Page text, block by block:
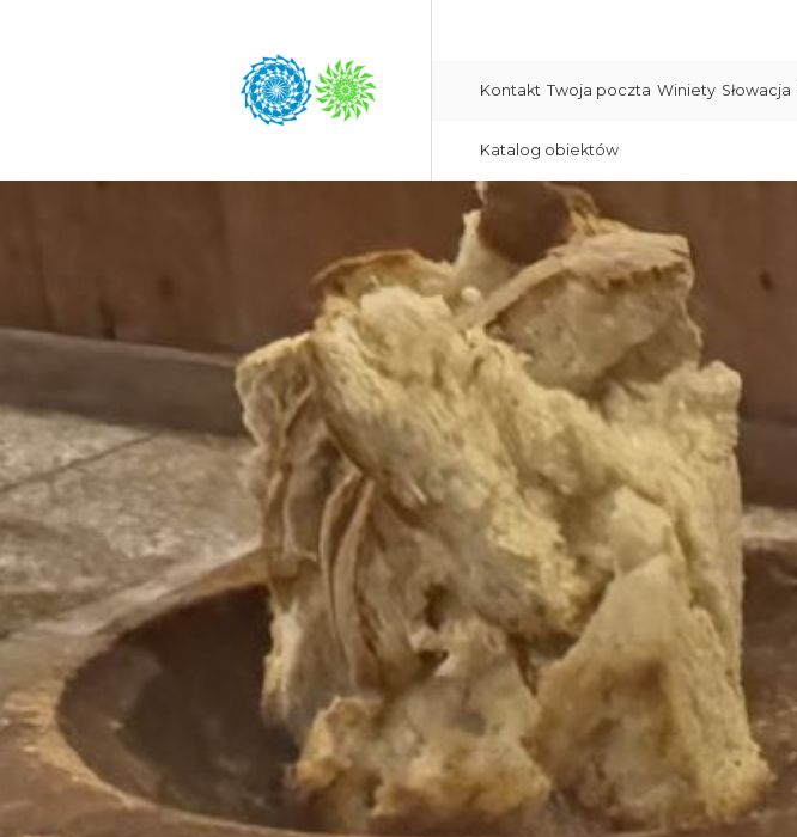
Kontakt Twoja poczta Winiety Słowacja
Katalog obiektów